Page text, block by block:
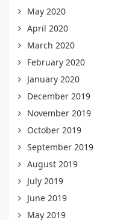
May 2020
April 2020
March 2020
February 2020
January 2020
December 2019
November 2019
October 2019
September 2019
August 2019
July 2019
June 2019
May 2019